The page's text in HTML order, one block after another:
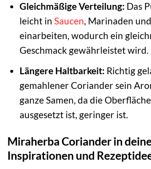
Gleichmäßige Verteilung: Das
leicht in Saucen, Marinaden
einarbeiten, wodurch ein
Geschmack gewährleistet wird.
Längere Haltbarkeit: Richtig
gemahlener Coriander sein
ganze Samen, da die
ausgesetzt ist, geringer ist.
Miraherba Coriander in
Inspirationen und